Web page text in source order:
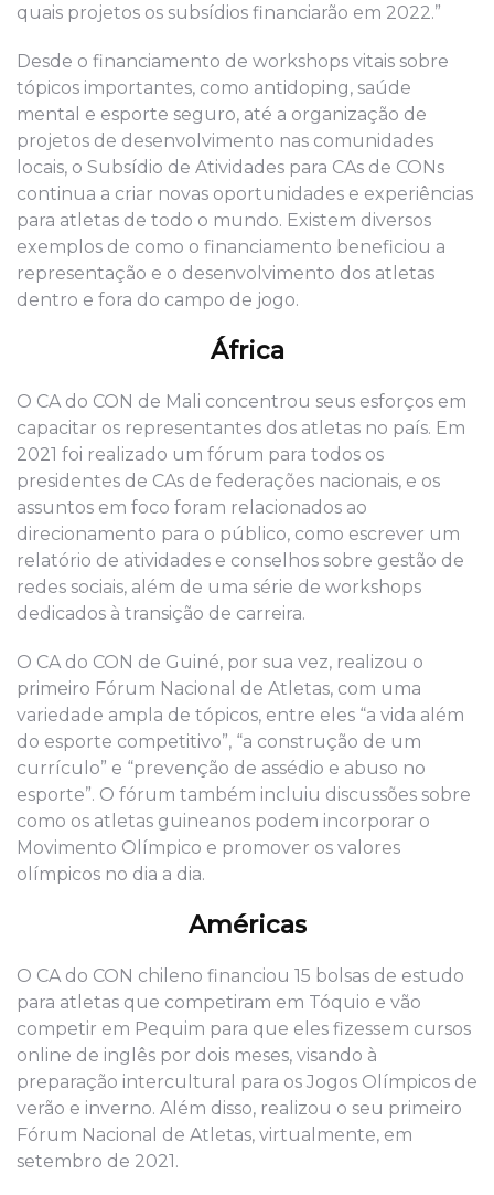
quais projetos os subsídios financiarão em 2022.”
Desde o financiamento de workshops vitais sobre
tópicos importantes, como antidoping, saúde
mental e esporte seguro, até a organização de
projetos de desenvolvimento nas comunidades
locais, o Subsídio de Atividades para CAs de CONs
continua a criar novas oportunidades e experiências
para atletas de todo o mundo. Existem diversos
exemplos de como o financiamento beneficiou a
representação e o desenvolvimento dos atletas
dentro e fora do campo de jogo.
África
O CA do CON de Mali concentrou seus esforços em
capacitar os representantes dos atletas no país. Em
2021 foi realizado um fórum para todos os
presidentes de CAs de federações nacionais, e os
assuntos em foco foram relacionados ao
direcionamento para o público, como escrever um
relatório de atividades e conselhos sobre gestão de
redes sociais, além de uma série de workshops
dedicados à transição de carreira.
O CA do CON de Guiné, por sua vez, realizou o
primeiro Fórum Nacional de Atletas, com uma
variedade ampla de tópicos, entre eles “a vida além
do esporte competitivo”, “a construção de um
currículo” e “prevenção de assédio e abuso no
esporte”. O fórum também incluiu discussões sobre
como os atletas guineanos podem incorporar o
Movimento Olímpico e promover os valores
olímpicos no dia a dia.
Américas
O CA do CON chileno financiou 15 bolsas de estudo
para atletas que competiram em Tóquio e vão
competir em Pequim para que eles fizessem cursos
online de inglês por dois meses, visando à
preparação intercultural para os Jogos Olímpicos de
verão e inverno. Além disso, realizou o seu primeiro
Fórum Nacional de Atletas, virtualmente, em
setembro de 2021.